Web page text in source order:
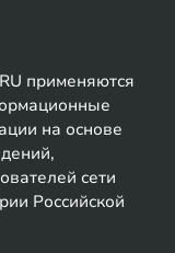
применяются
на основе
сети
Российской